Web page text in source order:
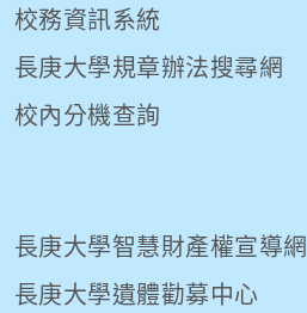
校務資訊系統
長庚大學規章辦法搜尋網
校內分機查詢
長庚大學智慧財產權宣導網
長庚大學遺體勸募中心